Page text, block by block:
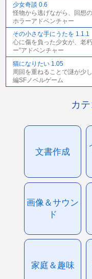
少女奇談 0.6
怪物から逃げながら、回想
ホラーアドベンチャー
その小さな手にうたを 1.1.1
心に傷を負った少女が、老
ー”アドベンチャー
猫になりたい 1.05
周回を重ねることで謎が少
編SFノベルゲーム
カ
文書作成
画像＆サウン
ド
家庭＆趣味